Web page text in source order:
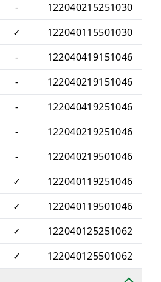
-
122040215251030
✓
122040115501030
-
122040419151046
-
122040219151046
-
122040419251046
-
122040219251046
-
122040219501046
✓
122040119251046
✓
122040119501046
✓
122040125251062
✓ 122040125501062